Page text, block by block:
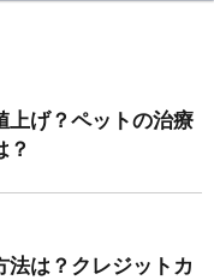
上げ？ペットの治療
？
法は？クレジットカ